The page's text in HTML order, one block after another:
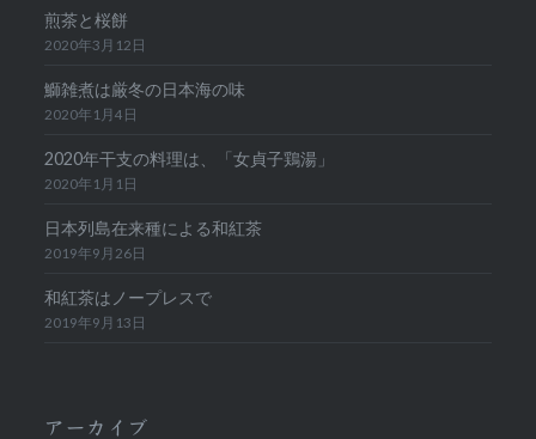
煎茶と桜餅
2020年3月12日
鰤雑煮は厳冬の日本海の味
2020年1月4日
2020年干支の料理は、「女貞子鶏湯」
2020年1月1日
日本列島在来種による和紅茶
2019年9月26日
和紅茶はノープレスで
2019年9月13日
アーカイブ